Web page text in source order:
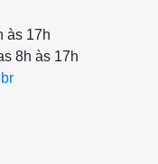
às 17h
8h às 17h